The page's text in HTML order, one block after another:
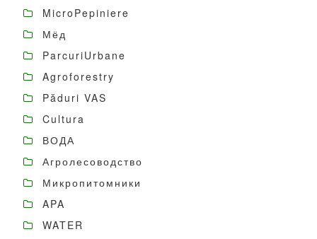
MicroPepiniere
Мёд
ParcuriUrbane
Agroforestry
Păduri VAS
Cultura
ВОДА
Агролесоводство
Микропитомники
APA
WATER